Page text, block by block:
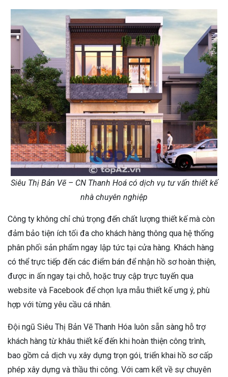
Siêu Thị Bản Vẽ – CN Thanh Hoá có dịch vụ tư vấn thiết kế
nhà chuyên nghiệp
Công ty không chỉ chú trọng đến chất lượng thiết kế mà còn
đảm bảo tiện ích tối đa cho khách hàng thông qua hệ thống
phân phối sản phẩm ngay lập tức tại cửa hàng. Khách hàng
có thể trực tiếp đến các điểm bán để nhận hồ sơ hoàn thiện,
được in ấn ngay tại chỗ, hoặc truy cập trực tuyến qua
website và Facebook để chọn lựa mẫu thiết kế ưng ý, phù
hợp với từng yêu cầu cá nhân.
Đội ngũ Siêu Thị Bản Vẽ Thanh Hóa luôn sẵn sàng hỗ trợ
khách hàng từ khâu thiết kế đến khi hoàn thiện công trình,
bao gồm cả dịch vụ xây dựng trọn gói, triển khai hồ sơ cấp
phép xây dựng và thầu thi công. Với cam kết về sự chuyên